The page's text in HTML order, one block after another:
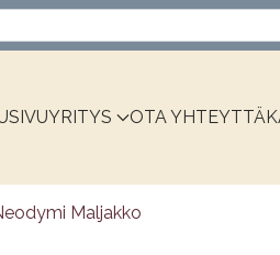
YRITYS OTA YHTEYTTÄ
Maljakko